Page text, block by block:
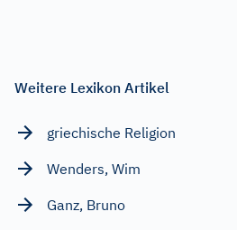
Weitere Lexikon Artikel
griechische Religion
Wenders, Wim
Ganz, Bruno